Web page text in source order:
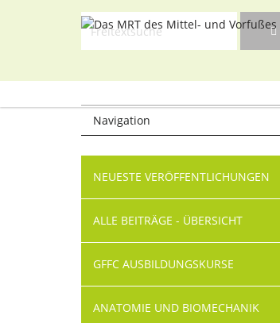
Suchen
Navigation
überspringen
NEUESTE VERÖFFENTLICHUNGEN
ALLE BEITRÄGE - ÜBERSICHT
GFFC AUSBILDUNGSKURSE
ANATOMIE UND BIOMECHANIK